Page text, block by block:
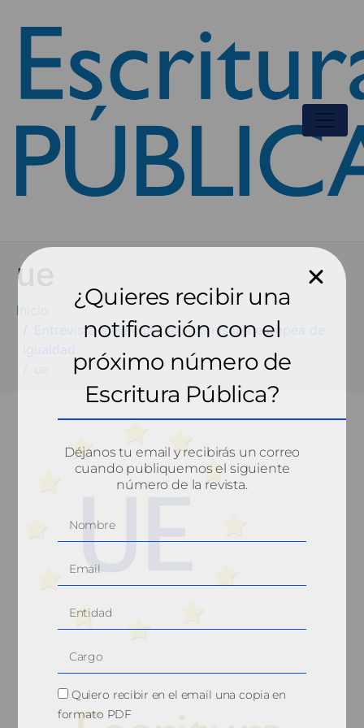
ue
Inicio
Entrevista a Helena Dalli, comisaria europea de
igualdad
¿Quieres recibir una
notificación con el
próximo número de
Escritura Pública?
Déjanos tu email y recibirás un correo
cuando publiquemos el siguiente
número de la revista.
Quiero recibir en el email una copia en
formato PDF